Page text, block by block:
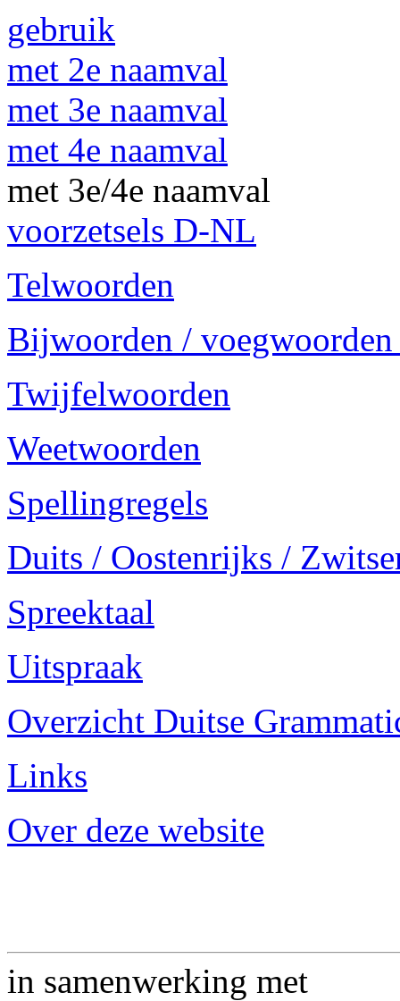
gebruik
met 2e naamval
met 3e naamval
met 4e naamval
met 3e/4e naamval
voorzetsels D-NL
Telwoorden
Bijwoorden /
Twijfelwoorden
Weetwoorden
Spellingregels
Duits / Oostenrijks /
Spreektaal
Uitspraak
Overzicht Duitse
Links
Over deze website
in samenwerking met